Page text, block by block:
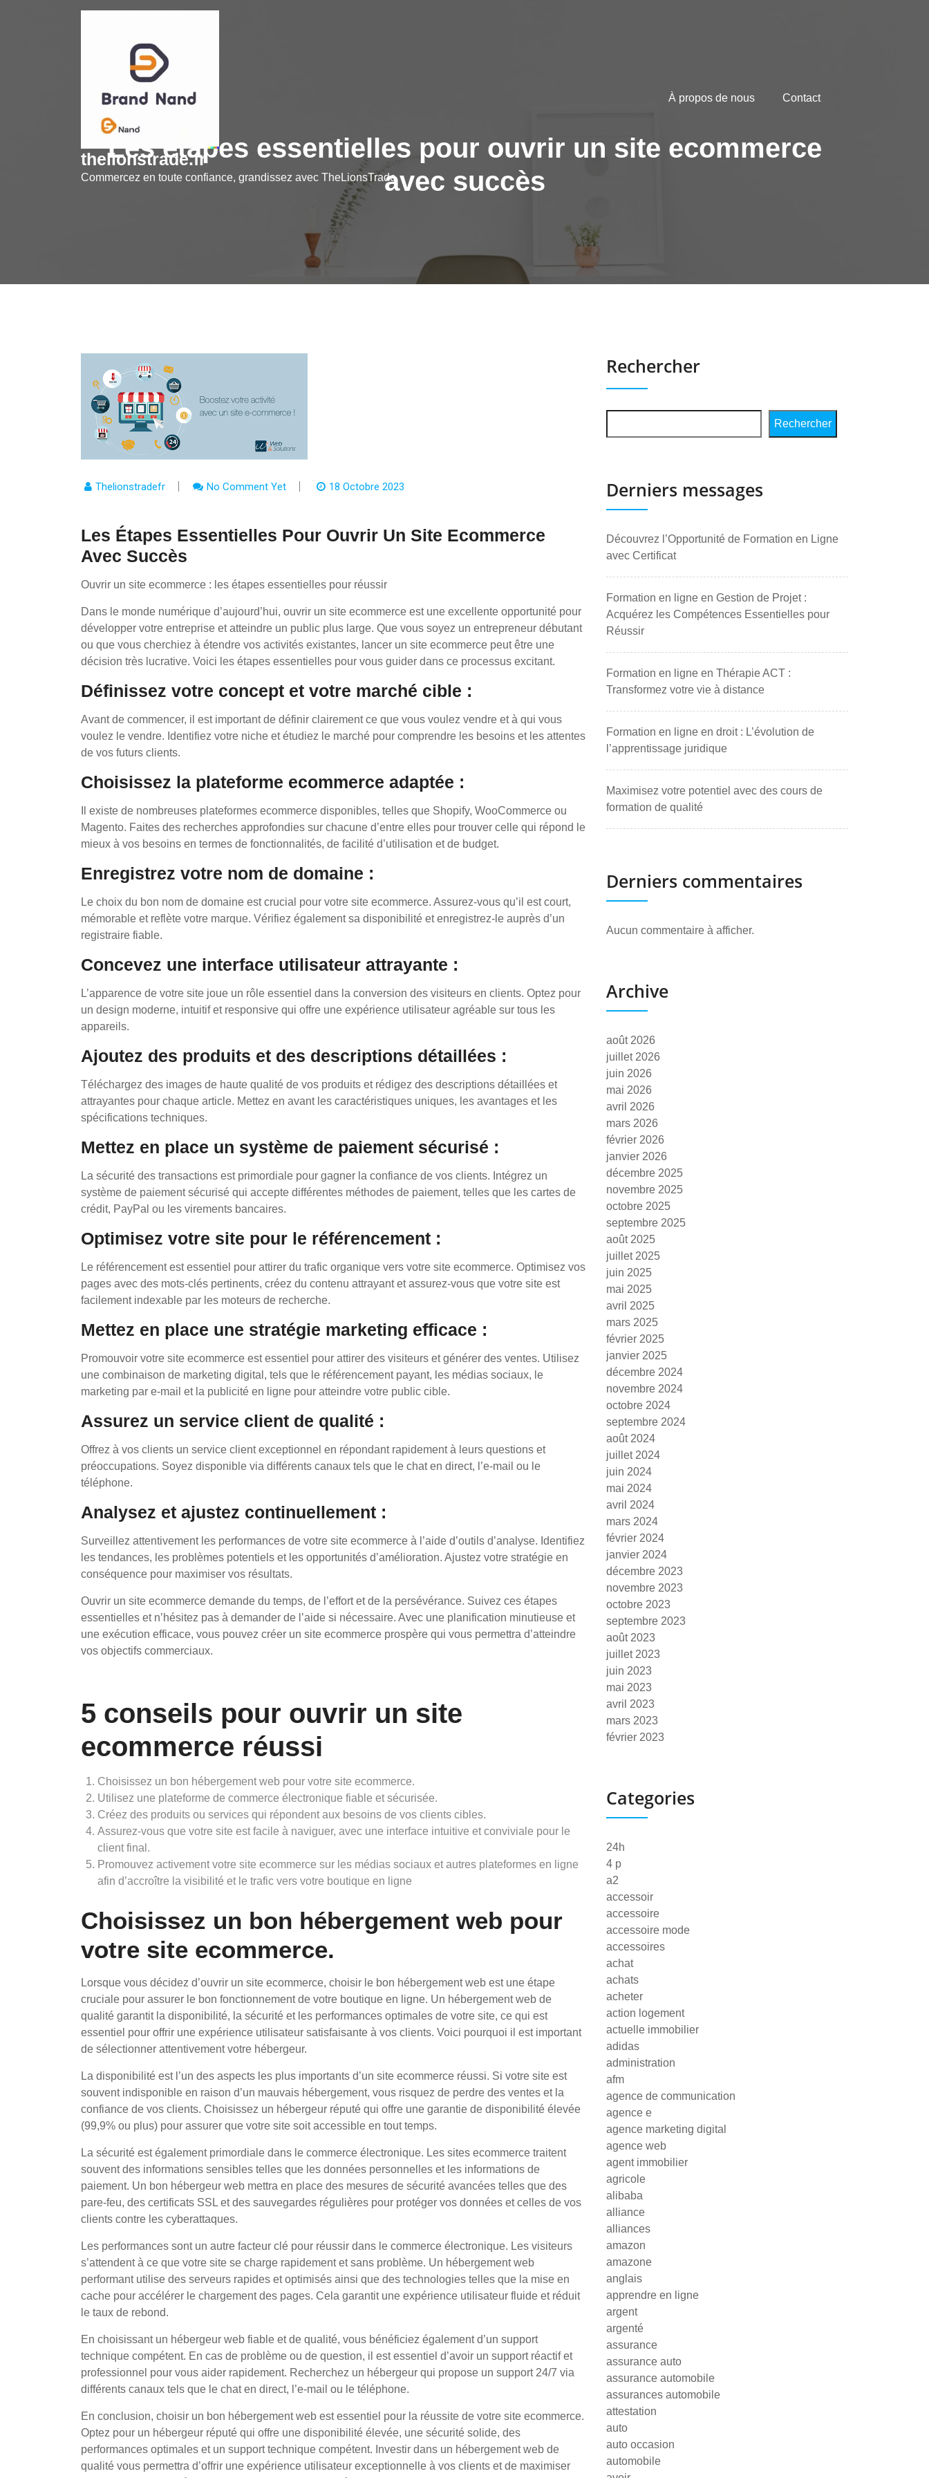
thelionstrade.fr
Commercez en toute confiance, grandissez avec TheLionsTrade
À propos de nous Contact
Les étapes essentielles pour ouvrir un site ecommerce
avec succès
Thelionstradefr No Comment Yet 18 Octobre 2023
Les Étapes Essentielles Pour Ouvrir Un Site Ecommerce
Avec Succès
Ouvrir un site ecommerce : les étapes essentielles pour réussir
Dans le monde numérique d’aujourd’hui, ouvrir un site ecommerce est une excellente opportunité pour
développer votre entreprise et atteindre un public plus large. Que vous soyez un entrepreneur débutant
ou que vous cherchiez à étendre vos activités existantes, lancer un site ecommerce peut être une
décision très lucrative. Voici les étapes essentielles pour vous guider dans ce processus excitant.
Définissez votre concept et votre marché cible :
Avant de commencer, il est important de définir clairement ce que vous voulez vendre et à qui vous
voulez le vendre. Identifiez votre niche et étudiez le marché pour comprendre les besoins et les attentes
de vos futurs clients.
Choisissez la plateforme ecommerce adaptée :
Il existe de nombreuses plateformes ecommerce disponibles, telles que Shopify, WooCommerce ou
Magento. Faites des recherches approfondies sur chacune d’entre elles pour trouver celle qui répond le
mieux à vos besoins en termes de fonctionnalités, de facilité d’utilisation et de budget.
Enregistrez votre nom de domaine :
Le choix du bon nom de domaine est crucial pour votre site ecommerce. Assurez-vous qu’il est court,
mémorable et reflète votre marque. Vérifiez également sa disponibilité et enregistrez-le auprès d’un
registraire fiable.
Concevez une interface utilisateur attrayante :
L’apparence de votre site joue un rôle essentiel dans la conversion des visiteurs en clients. Optez pour
un design moderne, intuitif et responsive qui offre une expérience utilisateur agréable sur tous les
appareils.
Ajoutez des produits et des descriptions détaillées :
Téléchargez des images de haute qualité de vos produits et rédigez des descriptions détaillées et
attrayantes pour chaque article. Mettez en avant les caractéristiques uniques, les avantages et les
spécifications techniques.
Mettez en place un système de paiement sécurisé :
La sécurité des transactions est primordiale pour gagner la confiance de vos clients. Intégrez un
système de paiement sécurisé qui accepte différentes méthodes de paiement, telles que les cartes de
crédit, PayPal ou les virements bancaires.
Optimisez votre site pour le référencement :
Le référencement est essentiel pour attirer du trafic organique vers votre site ecommerce. Optimisez vos
pages avec des mots-clés pertinents, créez du contenu attrayant et assurez-vous que votre site est
facilement indexable par les moteurs de recherche.
Mettez en place une stratégie marketing efficace :
Promouvoir votre site ecommerce est essentiel pour attirer des visiteurs et générer des ventes. Utilisez
une combinaison de marketing digital, tels que le référencement payant, les médias sociaux, le
marketing par e-mail et la publicité en ligne pour atteindre votre public cible.
Assurez un service client de qualité :
Offrez à vos clients un service client exceptionnel en répondant rapidement à leurs questions et
préoccupations. Soyez disponible via différents canaux tels que le chat en direct, l’e-mail ou le
téléphone.
Analysez et ajustez continuellement :
Surveillez attentivement les performances de votre site ecommerce à l’aide d’outils d’analyse. Identifiez
les tendances, les problèmes potentiels et les opportunités d’amélioration. Ajustez votre stratégie en
conséquence pour maximiser vos résultats.
Ouvrir un site ecommerce demande du temps, de l’effort et de la persévérance. Suivez ces étapes
essentielles et n’hésitez pas à demander de l’aide si nécessaire. Avec une planification minutieuse et
une exécution efficace, vous pouvez créer un site ecommerce prospère qui vous permettra d’atteindre
vos objectifs commerciaux.
5 conseils pour ouvrir un site
ecommerce réussi
Choisissez un bon hébergement web pour votre site ecommerce.
Utilisez une plateforme de commerce électronique fiable et sécurisée.
Créez des produits ou services qui répondent aux besoins de vos clients cibles.
Assurez-vous que votre site est facile à naviguer, avec une interface intuitive et conviviale pour le
client final.
Promouvez activement votre site ecommerce sur les médias sociaux et autres plateformes en ligne
afin d’accroître la visibilité et le trafic vers votre boutique en ligne
Choisissez un bon hébergement web pour
votre site ecommerce.
Lorsque vous décidez d’ouvrir un site ecommerce, choisir le bon hébergement web est une étape
cruciale pour assurer le bon fonctionnement de votre boutique en ligne. Un hébergement web de
qualité garantit la disponibilité, la sécurité et les performances optimales de votre site, ce qui est
essentiel pour offrir une expérience utilisateur satisfaisante à vos clients. Voici pourquoi il est important
de sélectionner attentivement votre hébergeur.
La disponibilité est l’un des aspects les plus importants d’un site ecommerce réussi. Si votre site est
souvent indisponible en raison d’un mauvais hébergement, vous risquez de perdre des ventes et la
confiance de vos clients. Choisissez un hébergeur réputé qui offre une garantie de disponibilité élevée
(99,9% ou plus) pour assurer que votre site soit accessible en tout temps.
La sécurité est également primordiale dans le commerce électronique. Les sites ecommerce traitent
souvent des informations sensibles telles que les données personnelles et les informations de
paiement. Un bon hébergeur web mettra en place des mesures de sécurité avancées telles que des
pare-feu, des certificats SSL et des sauvegardes régulières pour protéger vos données et celles de vos
clients contre les cyberattaques.
Les performances sont un autre facteur clé pour réussir dans le commerce électronique. Les visiteurs
s’attendent à ce que votre site se charge rapidement et sans problème. Un hébergement web
performant utilise des serveurs rapides et optimisés ainsi que des technologies telles que la mise en
cache pour accélérer le chargement des pages. Cela garantit une expérience utilisateur fluide et réduit
le taux de rebond.
En choisissant un hébergeur web fiable et de qualité, vous bénéficiez également d’un support
technique compétent. En cas de problème ou de question, il est essentiel d’avoir un support réactif et
professionnel pour vous aider rapidement. Recherchez un hébergeur qui propose un support 24/7 via
différents canaux tels que le chat en direct, l’e-mail ou le téléphone.
En conclusion, choisir un bon hébergement web est essentiel pour la réussite de votre site ecommerce.
Optez pour un hébergeur réputé qui offre une disponibilité élevée, une sécurité solide, des
performances optimales et un support technique compétent. Investir dans un hébergement web de
qualité vous permettra d’offrir une expérience utilisateur exceptionnelle à vos clients et de maximiser
Rechercher
Rechercher
Derniers messages
Découvrez l’Opportunité de Formation en Ligne
avec Certificat
Formation en ligne en Gestion de Projet :
Acquérez les Compétences Essentielles pour
Réussir
Formation en ligne en Thérapie ACT :
Transformez votre vie à distance
Formation en ligne en droit : L’évolution de
l’apprentissage juridique
Maximisez votre potentiel avec des cours de
formation de qualité
Derniers commentaires
Aucun commentaire à afficher.
Archive
août 2026
juillet 2026
juin 2026
mai 2026
avril 2026
mars 2026
février 2026
janvier 2026
décembre 2025
novembre 2025
octobre 2025
septembre 2025
août 2025
juillet 2025
juin 2025
mai 2025
avril 2025
mars 2025
février 2025
janvier 2025
décembre 2024
novembre 2024
octobre 2024
septembre 2024
août 2024
juillet 2024
juin 2024
mai 2024
avril 2024
mars 2024
février 2024
janvier 2024
décembre 2023
novembre 2023
octobre 2023
septembre 2023
août 2023
juillet 2023
juin 2023
mai 2023
avril 2023
mars 2023
février 2023
Categories
24h
4 p
a2
accessoir
accessoire
accessoire mode
accessoires
achat
achats
acheter
action logement
actuelle immobilier
adidas
administration
afm
agence de communication
agence e
agence marketing digital
agence web
agent immobilier
agricole
alibaba
alliance
alliances
amazon
amazone
anglais
apprendre en ligne
argent
argenté
assurance
assurance auto
assurance automobile
assurances automobile
attestation
auto
auto occasion
automobile